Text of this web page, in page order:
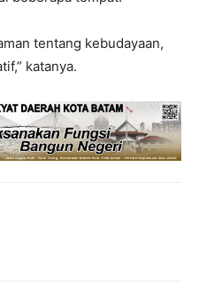
tentang kebudayaan,
katanya.